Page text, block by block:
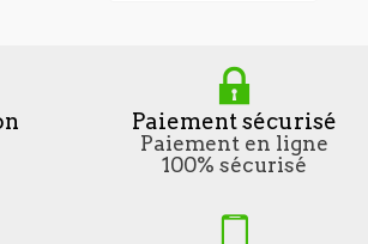
Paiement sécurisé
Paiement en ligne
100% sécurisé